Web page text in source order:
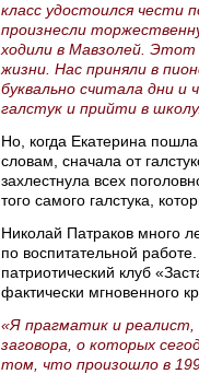
класс удостоился чести
произнесли
ходили в Мавзолей.
жизни. Нас приняли в
буквально считала дни и
галстук и прийти в
Но, когда Екатерина
словам, сначала от
захлестнула всех
того самого галстука,
Николай Патраков много
по воспитательной
патриотический клуб
фактически мгновенного
«Я прагматик и реалист,
заговора, о которых
том, что произошло в